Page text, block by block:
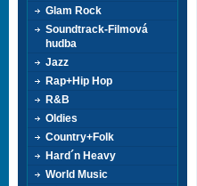
Glam Rock
Soundtrack-Filmová
hudba
Jazz
Rap+Hip Hop
R&B
Oldies
Country+Folk
Hard´n Heavy
World Music